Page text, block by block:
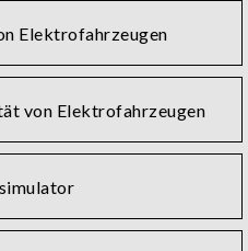
Elektrofahrzeugen
von Elektrofahrzeugen